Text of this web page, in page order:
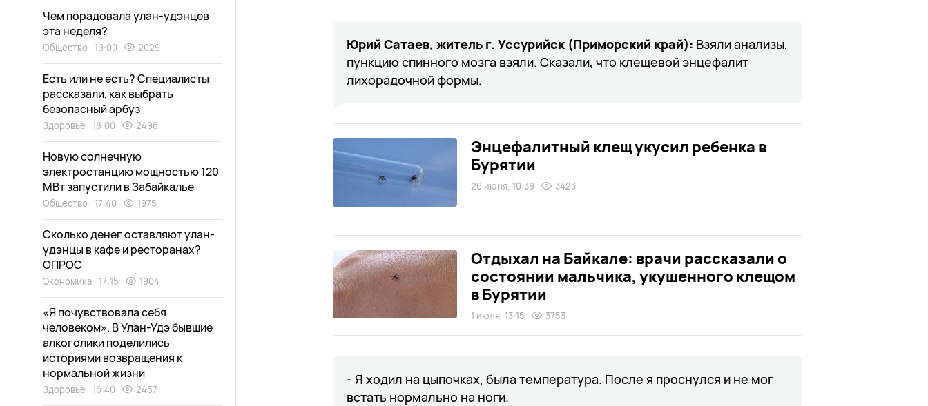
Юрий Сатаев, житель г. Уссурийск (Приморский край): Взяли анализы,
пункцию спинного мозга взяли. Сказали, что клещевой энцефалит
лихорадочной формы.
Энцефалитный клещ укусил ребенка в
Бурятии
26 июня, 10:39 3423
Отдыхал на Байкале: врачи рассказали о
состоянии мальчика, укушенного клещом
в Бурятии
1 июля, 13:15 3753
- Я ходил на цыпочках, была температура. После я проснулся и не мог
встать нормально на ноги.
Чем порадовала улан-удэнцев
эта неделя?
Общество 19:00 2029
Есть или не есть? Специалисты
рассказали, как выбрать
безопасный арбуз
Здоровье 18:00 2496
Новую солнечную
электростанцию мощностью 120
МВт запустили в Забайкалье
Общество 17:40 1975
Сколько денег оставляют улан-
удэнцы в кафе и ресторанах?
ОПРОС
Экономика 17:15 1904
«Я почувствовала себя
человеком». В Улан-Удэ бывшие
алкоголики поделились
историями возвращения к
нормальной жизни
Здоровье 16:40 2457